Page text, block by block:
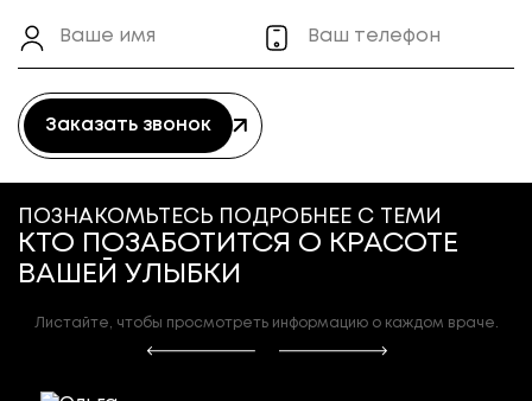
Заказать звонок
ПОЗНАКОМЬТЕСЬ ПОДРОБНЕЕ С ТЕМИ
КТО ПОЗАБОТИТСЯ О КРАСОТЕ
ВАШЕЙ УЛЫБКИ
Листайте, чтобы просмотреть информацию о каждом враче.